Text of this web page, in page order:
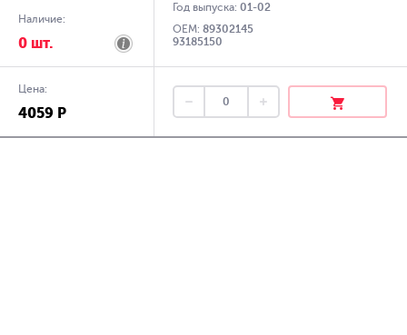
Наличие:
0 шт.
Год выпуска:01-02
OEM:89302145
93185150
Цена:
4059 Р